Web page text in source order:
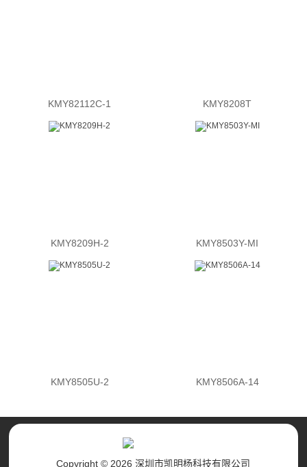
KMY82112C-1 KMY8208T
KMY8209H-2 KMY8503Y-MI
KMY8505U-2 KMY8506A-14
Copyright © 2026 深圳市凯明杨科技有限公司